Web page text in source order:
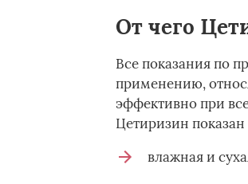
От чего
Все показания по
применению,
эффективно при
Цетиризин
влажная и